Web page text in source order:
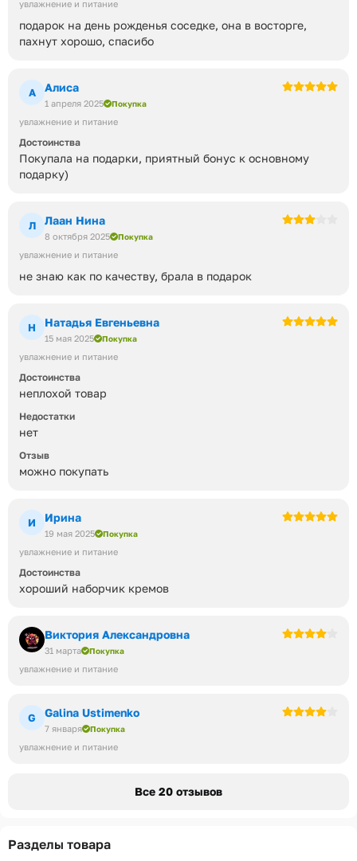
увлажнение и питание
подарок на день рожденья соседке, она в восторге,
пахнут хорошо, спасибо
А Алиса
1 апреля 2025 Покупка
увлажнение и питание
Достоинства
Покупала на подарки, приятный бонус к основному
подарку)
Л Лаан Нина
8 октября 2025 Покупка
увлажнение и питание
не знаю как по качеству, брала в подарок
Н Натадья Евгеньевна
15 мая 2025 Покупка
увлажнение и питание
Достоинства
неплохой товар
Недостатки
нет
Отзыв
можно покупать
И Ирина
19 мая 2025 Покупка
увлажнение и питание
Достоинства
хороший наборчик кремов
Виктория Александровна
31 марта Покупка
увлажнение и питание
G Galina Ustimenko
7 января Покупка
увлажнение и питание
Все 20 отзывов
Разделы товара